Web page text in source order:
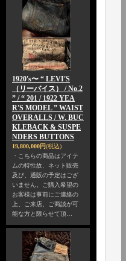
1920's〜 “ LEVI'S
（リーバイス） / No.2
” / “ 201 / 1922 YEA
R'S MODEL ” WAIST
OVERALLS / W. BUC
KLEBACK & SUSPE
NDERS BUTTONS
19,800,000円(税込)
・こちらの商品はアイテ
ムの特性故、ネット販売
及び、通販の予定はござ
いません。ご購入希望の
お客様は事前にご連絡の
上、ご来店、ご商談が可
能な方と限らせて頂…